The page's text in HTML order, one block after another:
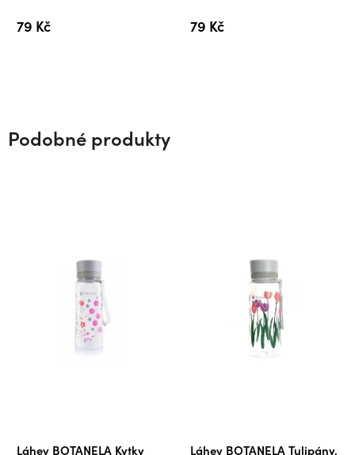
79 Kč 79 Kč
Podobné produkty
Láhev BOTANELA Kytky
Láhev BOTANELA Tulipány,